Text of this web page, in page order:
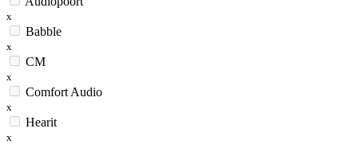
x
Babble
x
CM
x
Comfort Audio
x
Hearit
x